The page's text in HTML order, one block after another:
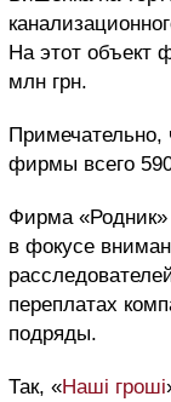
На этот объект
млн грн.
Примечательно,
фирмы всего
Фирма «Родник»
в фокусе
переплатах
подряды.
Так, «Наші гроші